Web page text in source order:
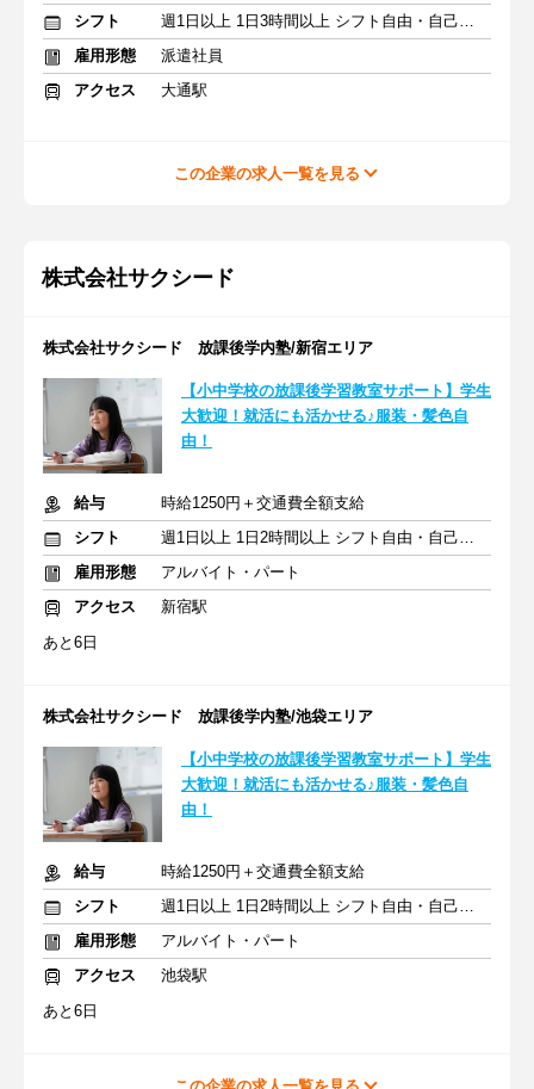
シフト
週1日以上 1日3時間以上 シフト自由・自己申告
雇用形態
派遣社員
アクセス
大通駅
この企業の求人一覧を見る
株式会社サクシード
株式会社サクシード 放課後学内塾/新宿エリア
【小中学校の放課後学習教室サポート】学生
大歓迎！就活にも活かせる♪服装・髪色自
由！
給与
時給1250円＋交通費全額支給
シフト
週1日以上 1日2時間以上 シフト自由・自己申告
雇用形態
アルバイト・パート
アクセス
新宿駅
あと6日
株式会社サクシード 放課後学内塾/池袋エリア
【小中学校の放課後学習教室サポート】学生
大歓迎！就活にも活かせる♪服装・髪色自
由！
給与
時給1250円＋交通費全額支給
シフト
週1日以上 1日2時間以上 シフト自由・自己申告
雇用形態
アルバイト・パート
アクセス
池袋駅
あと6日